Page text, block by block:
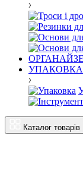
УПАКОВКА
Каталог товарів